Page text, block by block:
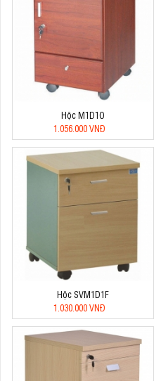
Hộc M1D1O
1.056.000 VNĐ
Hộc SVM1D1F
1.030.000 VNĐ